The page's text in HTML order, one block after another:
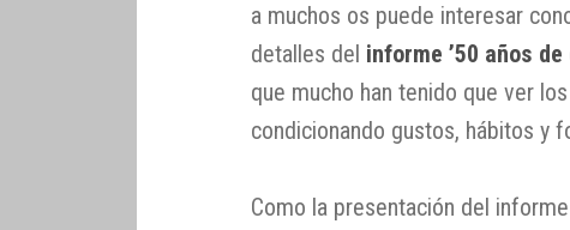
a muchos os puede interesar
detalles del informe ’50 años
que mucho han tenido que ver
condicionando gustos, hábitos y
Como la presentación del